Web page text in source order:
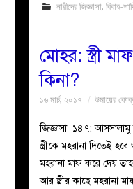
নারীদের জিজ্ঞাসা, বিবাহ-
মোহর: স্ত্রী
কিনা?
১৬ মার্চ, ২০১৭ উমায়ের
জিজ্ঞাসা–১৪৭:
স্ত্রীকে মহরানা দিতেই
মহরানা মাফ করে দেয়
আর স্ত্রীর কাছে মহরানা